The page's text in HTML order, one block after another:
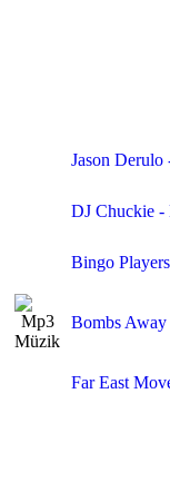
Jason
DJ Chuckie -
Bingo
Bombs Away
Far East